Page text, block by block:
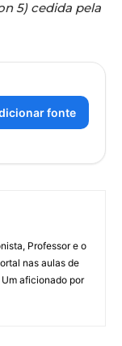
5) cedida pela
fonte
Professor e o
nas aulas de
aficionado por